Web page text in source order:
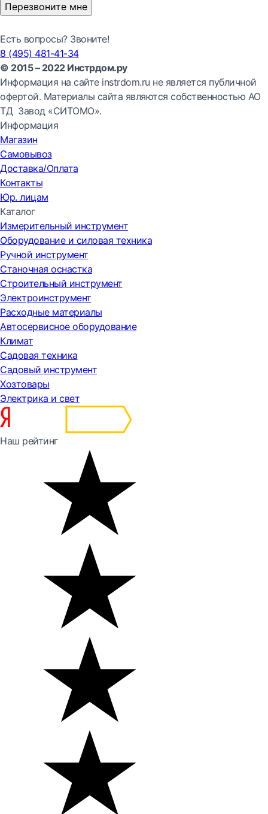
Перезвоните мне
Есть вопросы? Звоните!
8 (495) 481-41-34
© 2015 – 2022 Инстрдом.ру
Информация на сайте instrdom.ru не является публичной
офертой. Материалы сайта являются собственностью АО
ТД Завод «СИТОМО».
Информация
Магазин
Самовывоз
Доставка/Оплата
Контакты
Юр. лицам
Каталог
Измерительный инструмент
Оборудование и силовая техника
Ручной инструмент
Станочная оснастка
Строительный инструмент
Электроинструмент
Расходные материалы
Автосервисное оборудование
Климат
Садовая техника
Садовый инструмент
Хозтовары
Электрика и свет
Наш рейтинг